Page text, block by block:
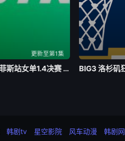
更新至第1集
WTA250孟菲斯站女单1.4决赛 卡列娃2-1斯特恩斯20260801
韩剧tv 星空影院 风车动漫 韩剧网